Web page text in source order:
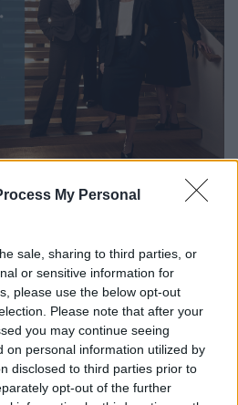
My Personal
sale, sharing to third parties, or
or sensitive information for
please use the below opt-out
Please note that after your
you may continue seeing
on personal information utilized by
disclosed to third parties prior to
opt-out of the further